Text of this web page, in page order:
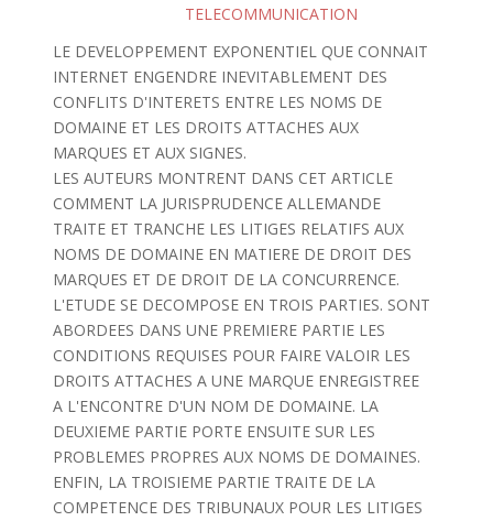
TELECOMMUNICATION
LE DEVELOPPEMENT EXPONENTIEL QUE CONNAIT
INTERNET ENGENDRE INEVITABLEMENT DES
CONFLITS D'INTERETS ENTRE LES NOMS DE
DOMAINE ET LES DROITS ATTACHES AUX
MARQUES ET AUX SIGNES.
LES AUTEURS MONTRENT DANS CET ARTICLE
COMMENT LA JURISPRUDENCE ALLEMANDE
TRAITE ET TRANCHE LES LITIGES RELATIFS AUX
NOMS DE DOMAINE EN MATIERE DE DROIT DES
MARQUES ET DE DROIT DE LA CONCURRENCE.
L'ETUDE SE DECOMPOSE EN TROIS PARTIES. SONT
ABORDEES DANS UNE PREMIERE PARTIE LES
CONDITIONS REQUISES POUR FAIRE VALOIR LES
DROITS ATTACHES A UNE MARQUE ENREGISTREE
A L'ENCONTRE D'UN NOM DE DOMAINE. LA
DEUXIEME PARTIE PORTE ENSUITE SUR LES
PROBLEMES PROPRES AUX NOMS DE DOMAINES.
ENFIN, LA TROISIEME PARTIE TRAITE DE LA
COMPETENCE DES TRIBUNAUX POUR LES LITIGES